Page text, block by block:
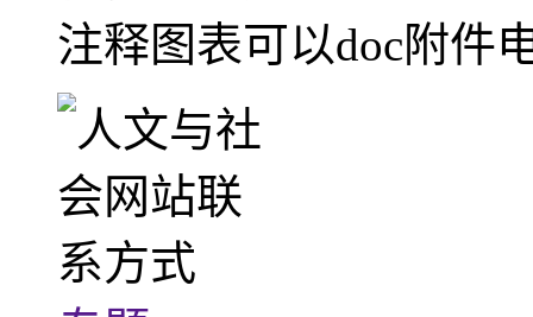
注释图表可以doc附件